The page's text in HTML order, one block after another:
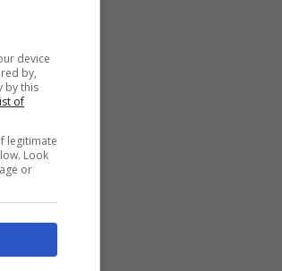
una
device
by,
by this
of
legitimate
Look
or